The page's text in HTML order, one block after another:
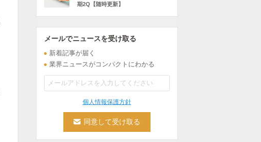
期2Q【随時更新】
メールでニュースを受け取る
新着記事が届く
業界ニュースがコンパクトにわかる
個人情報保護方針